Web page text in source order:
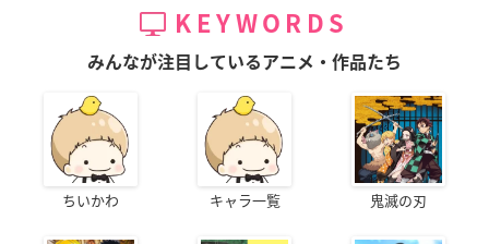
KEYWORDS
みんなが注目しているアニメ・作品たち
ちいかわ キャラ一覧 鬼滅の刃